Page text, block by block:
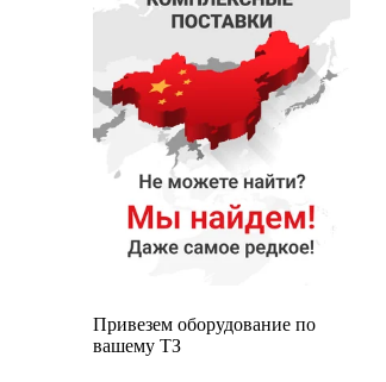
Привезем оборудование по
вашему ТЗ